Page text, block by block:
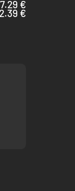
7.29 €
2.39 €